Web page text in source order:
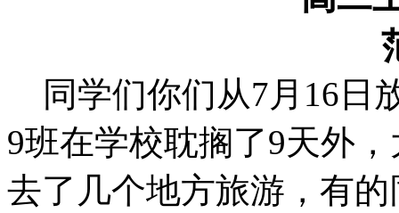
范怀
同学们你们从7月16日
9班在学校耽搁了9天外
去了几个地方旅游，有